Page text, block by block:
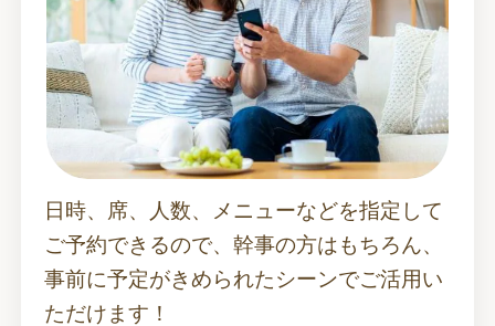
日時、席、人数、メニューなどを指定して
ご予約できるので、幹事の方はもちろん、
事前に予定がきめられたシーンでご活用い
ただけます！